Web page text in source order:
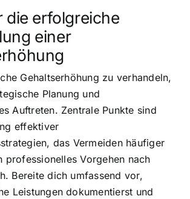
die erfolgreiche
einer
Gehaltserhöhung zu verhandeln,
Planung und
Auftreten. Zentrale Punkte sind
effektiver
das Vermeiden häufiger
professionelles Vorgehen nach
Bereite dich umfassend vor,
Leistungen dokumentierst und